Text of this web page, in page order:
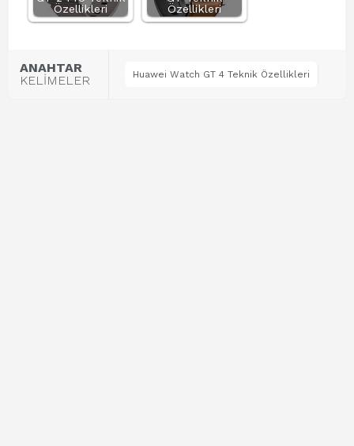
Özellikleri
Özellikleri
ANAHTAR
KELİMELER
Huawei Watch GT 4 Teknik Özellikleri